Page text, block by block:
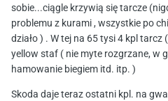
sobie...ciągle krzywią się tarcze
problemu z kurami , wszystkie po
działo ) . W tej na 65 tysi 4 kpl tarcz
yellow staf ( nie myte rozgrzane, w
hamowanie biegiem itd. itp. )
Skoda daje teraz ostatni kpl. na